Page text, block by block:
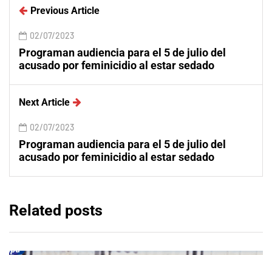
Previous Article
02/07/2023
Programan audiencia para el 5 de julio del
acusado por feminicidio al estar sedado
Next Article
02/07/2023
Programan audiencia para el 5 de julio del
acusado por feminicidio al estar sedado
Related posts